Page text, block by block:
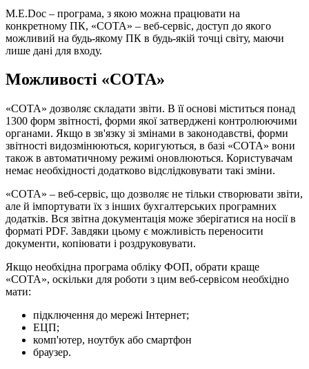
M.E.Doc – програма, з якою можна працювати на
конкретному ПК, «СОТА» – веб-сервіс, доступ до якого
можливий на будь-якому ПК в будь-якій точці світу, маючи
лише дані для входу.
Можливості «СОТА»
«СОТА» дозволяє складати звіти. В її основі міститься понад
1300 форм звітності, форми якої затверджені контролюючими
органами. Якщо в зв'язку зі змінами в законодавстві, форми
звітності видозмінюються, коригуються, в базі «СОТА» вони
також в автоматичному режимі оновлюються. Користувачам
немає необхідності додатково відслідковувати такі зміни.
«СОТА» – веб-сервіс, що дозволяє не тільки створювати звіти,
але й імпортувати їх з інших бухгалтерських програмних
додатків. Вся звітна документація може зберігатися на носії в
форматі PDF. Завдяки цьому є можливість переносити
документи, копіювати і роздруковувати.
Якщо необхідна програма обліку ФОП, обрати краще
«СОТА», оскільки для роботи з цим веб-сервісом необхідно
мати:
підключення до мережі Інтернет;
ЕЦП;
комп'ютер, ноутбук або смартфон
браузер.